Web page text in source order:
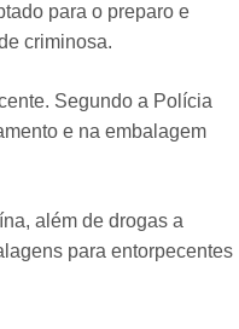
para o preparo e
criminosa.
Segundo a Polícia
e na embalagem
além de drogas a
para entorpecentes